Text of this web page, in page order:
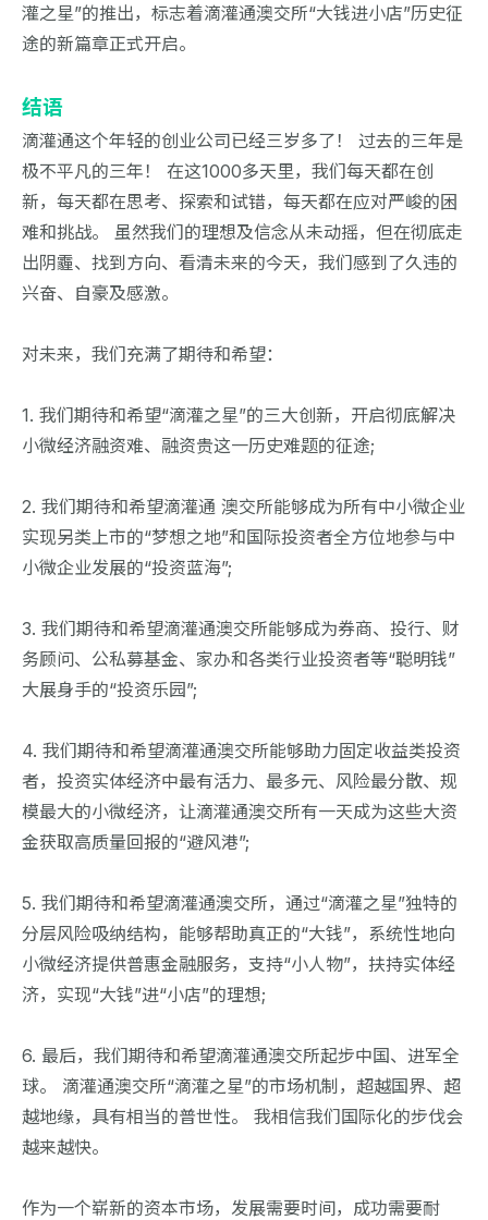
灌之星”的推出，标志着滴灌通澳交所“大钱进小店”历史征
途的新篇章正式开启。
结语
滴灌通这个年轻的创业公司已经三岁多了！ 过去的三年是
极不平凡的三年！ 在这1000多天里，我们每天都在创
新，每天都在思考、探索和试错，每天都在应对严峻的困
难和挑战。 虽然我们的理想及信念从未动摇，但在彻底走
出阴霾、找到方向、看清未来的今天，我们感到了久违的
兴奋、自豪及感激。
对未来，我们充满了期待和希望：
1. 我们期待和希望“滴灌之星”的三大创新，开启彻底解决
小微经济融资难、融资贵这一历史难题的征途;
2. 我们期待和希望滴灌通 澳交所能够成为所有中小微企业
实现另类上市的“梦想之地”和国际投资者全方位地参与中
小微企业发展的“投资蓝海”;
3. 我们期待和希望滴灌通澳交所能够成为券商、投行、财
务顾问、公私募基金、家办和各类行业投资者等“聪明钱”
大展身手的“投资乐园”;
4. 我们期待和希望滴灌通澳交所能够助力固定收益类投资
者，投资实体经济中最有活力、最多元、风险最分散、规
模最大的小微经济，让滴灌通澳交所有一天成为这些大资
金获取高质量回报的“避风港”;
5. 我们期待和希望滴灌通澳交所，通过“滴灌之星”独特的
分层风险吸纳结构，能够帮助真正的“大钱”，系统性地向
小微经济提供普惠金融服务，支持“小人物”，扶持实体经
济，实现“大钱”进“小店”的理想;
6. 最后，我们期待和希望滴灌通澳交所起步中国、进军全
球。 滴灌通澳交所“滴灌之星”的市场机制，超越国界、超
越地缘，具有相当的普世性。 我相信我们国际化的步伐会
越来越快。
作为一个崭新的资本市场，发展需要时间，成功需要耐